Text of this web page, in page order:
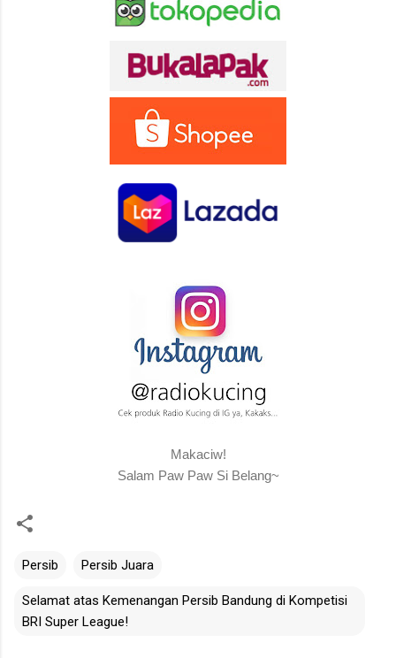
Makaciw!
Salam Paw Paw Si Belang~
Persib Persib Juara
Selamat atas Kemenangan Persib Bandung di Kompetisi
BRI Super League!